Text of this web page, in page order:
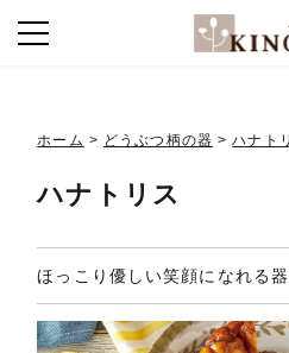
ホーム > どうぶつ柄の器 >ハナト
ハナトリス
ほっこり優しい笑顔になれる器